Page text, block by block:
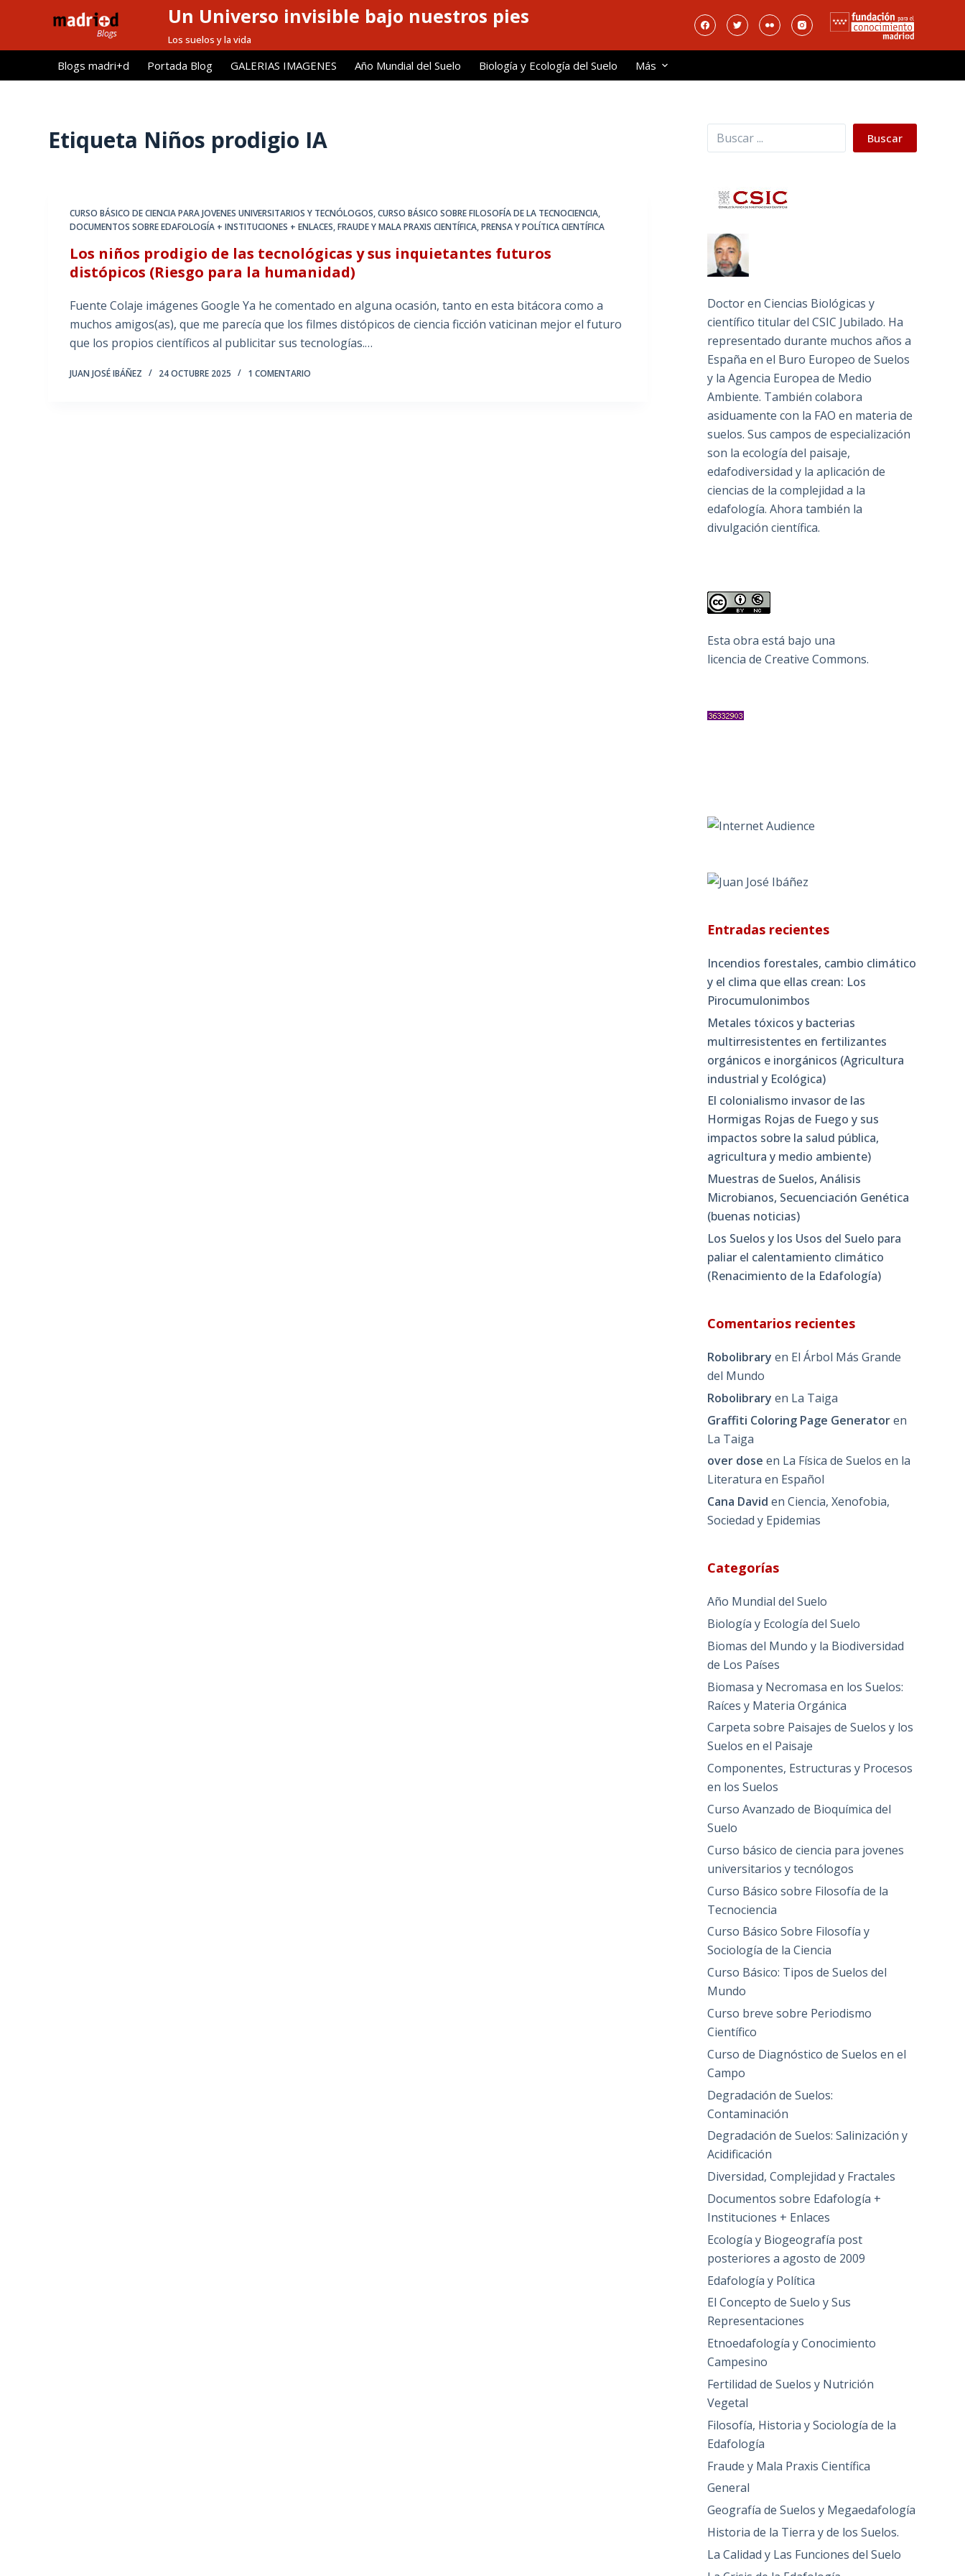
l
Un Universo invisible bajo nuestros pies
Los suelos y la vida
Blogs madri+d Portada Blog GALERIAS IMAGENES Año Mundial del Suelo Biología y Ecología del Suelo Más
Etiqueta Niños prodigio IA
CURSO BÁSICO DE CIENCIA PARA JOVENES UNIVERSITARIOS Y TECNÓLOGOS,CURSO BÁSICO SOBRE FILOSOFÍA DE LA TECNOCIENCIA,
DOCUMENTOS SOBRE EDAFOLOGÍA + INSTITUCIONES + ENLACES,FRAUDE Y MALA PRAXIS CIENTÍFICA,PRENSA Y POLÍTICA CIENTÍFICA
Los niños prodigio de las tecnológicas y sus inquietantes futuros
distópicos (Riesgo para la humanidad)
Fuente Colaje imágenes Google Ya he comentado en alguna ocasión, tanto en esta bitácora como a
muchos amigos(as), que me parecía que los filmes distópicos de ciencia ficción vaticinan mejor el futuro
que los propios científicos al publicitar sus tecnologías.…
JUAN JOSÉ IBÁÑEZ 24 OCTUBRE 2025 1 COMENTARIO
Buscar Buscar
Doctor en Ciencias Biológicas y
científico titular del CSIC Jubilado. Ha
representado durante muchos años a
España en el Buro Europeo de Suelos
y la Agencia Europea de Medio
Ambiente. También colabora
asiduamente con la FAO en materia de
suelos. Sus campos de especialización
son la ecología del paisaje,
edafodiversidad y la aplicación de
ciencias de la complejidad a la
edafología. Ahora también la
divulgación científica.
Esta obra está bajo una
licencia de Creative Commons.
Entradas recientes
Incendios forestales, cambio climático
y el clima que ellas crean: Los
Pirocumulonimbos
Metales tóxicos y bacterias
multirresistentes en fertilizantes
orgánicos e inorgánicos (Agricultura
industrial y Ecológica)
El colonialismo invasor de las
Hormigas Rojas de Fuego y sus
impactos sobre la salud pública,
agricultura y medio ambiente)
Muestras de Suelos, Análisis
Microbianos, Secuenciación Genética
(buenas noticias)
Los Suelos y los Usos del Suelo para
paliar el calentamiento climático
(Renacimiento de la Edafología)
Comentarios recientes
Robolibrary en El Árbol Más Grande
del Mundo
Robolibrary en La Taiga
Graffiti Coloring Page Generatoren
La Taiga
over dose en La Física de Suelos en la
Literatura en Español
Cana David enCiencia, Xenofobia,
Sociedad y Epidemias
Categorías
Año Mundial del Suelo
Biología y Ecología del Suelo
Biomas del Mundo y la Biodiversidad
de Los Países
Biomasa y Necromasa en los Suelos:
Raíces y Materia Orgánica
Carpeta sobre Paisajes de Suelos y los
Suelos en el Paisaje
Componentes, Estructuras y Procesos
en los Suelos
Curso Avanzado de Bioquímica del
Suelo
Curso básico de ciencia para jovenes
universitarios y tecnólogos
Curso Básico sobre Filosofía de la
Tecnociencia
Curso Básico Sobre Filosofía y
Sociología de la Ciencia
Curso Básico: Tipos de Suelos del
Mundo
Curso breve sobre Periodismo
Científico
Curso de Diagnóstico de Suelos en el
Campo
Degradación de Suelos:
Contaminación
Degradación de Suelos: Salinización y
Acidificación
Diversidad, Complejidad y Fractales
Documentos sobre Edafología +
Instituciones + Enlaces
Ecología y Biogeografía post
posteriores a agosto de 2009
Edafología y Política
El Concepto de Suelo y Sus
Representaciones
Etnoedafología y Conocimiento
Campesino
Fertilidad de Suelos y Nutrición
Vegetal
Filosofía, Historia y Sociología de la
Edafología
Fraude y Mala Praxis Científica
General
Geografía de Suelos y Megaedafología
Historia de la Tierra y de los Suelos.
La Calidad y Las Funciones del Suelo